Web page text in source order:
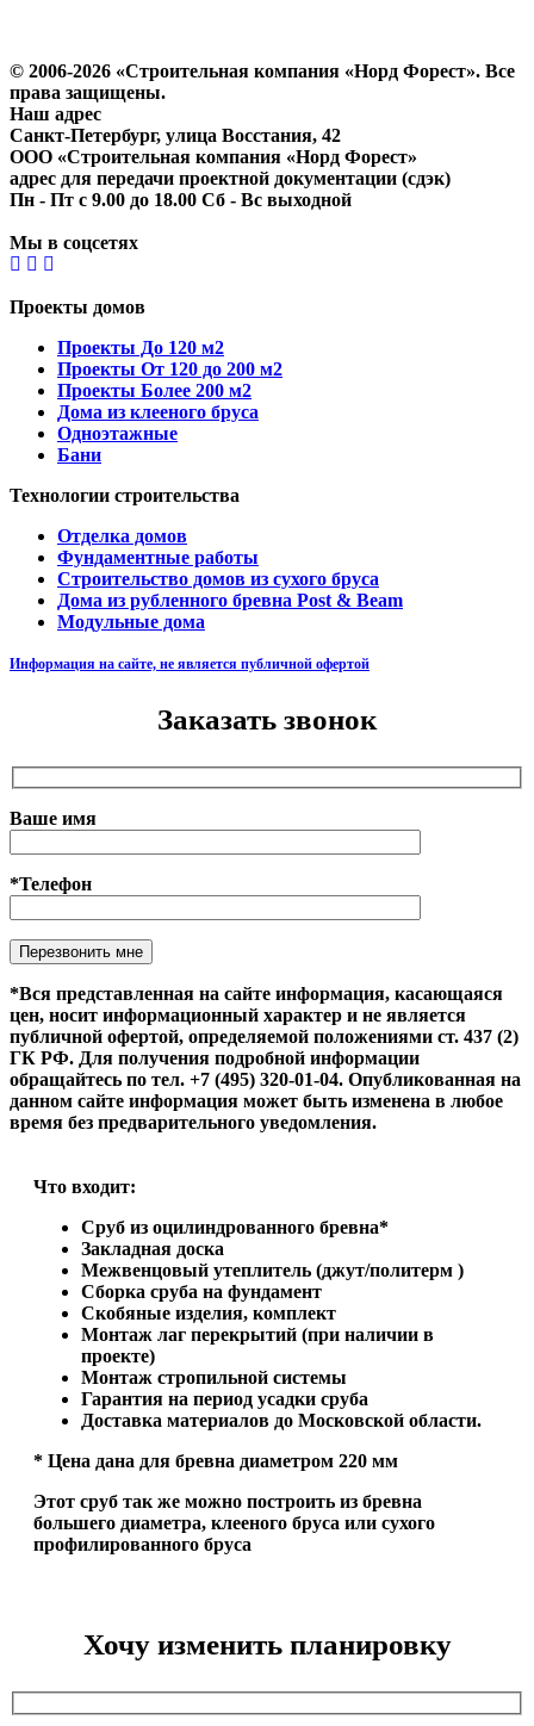
© 2006-2026 «Строительная компания «Норд Форест». Все
права защищены.
Наш адрес
​Санкт-Петербург, улица Восстания, 42
ООО «Строительная компания «Норд Форест»
адрес для передачи проектной документации (сдэк)
Пн - Пт с 9.00 до 18.00 Сб - Вс выходной
Мы в соцсетях
Проекты домов
Проекты До 120 м2
Проекты От 120 до 200 м2
Проекты Более 200 м2
Дома из клееного бруса
Одноэтажные
Бани
Технологии строительства
Отделка домов
Фундаментные работы
Строительство домов из сухого бруса
Дома из рубленного бревна Post & Beam
Модульные дома
Информация на сайте, не является публичной офертой
Заказать звонок
Ваше имя
*Телефон
Оставьте это поле пустым.
*Вся представленная на сайте информация, касающаяся
цен, носит информационный характер и не является
публичной офертой, определяемой положениями ст. 437 (2)
ГК РФ. Для получения подробной информации
обращайтесь по тел. +7 (495) 320-01-04. Опубликованная на
данном сайте информация может быть изменена в любое
время без предварительного уведомления.
Что входит:
Сруб из оцилиндрованного бревна*
Закладная доска
Межвенцовый утеплитель (джут/политерм )
Сборка сруба на фундамент
Скобяные изделия, комплект
Монтаж лаг перекрытий (при наличии в
проекте)
Монтаж стропильной системы
Гарантия на период усадки сруба
Доставка материалов до Московской области.
* Цена дана для бревна диаметром 220 мм
Этот сруб так же можно построить из бревна
большего диаметра, клееного бруса или сухого
профилированного бруса
Хочу изменить планировку